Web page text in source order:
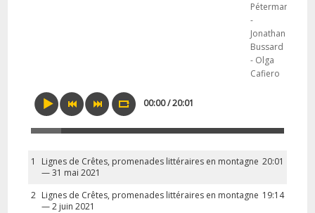
Pétermann
-
Jonathan
Bussard
- Olga
Cafiero
00:00 / 20:01
1 20:01
Lignes de Crêtes, promenades littéraires en montagne
— 31 mai 2021
2
19:14
Lignes de Crêtes, promenades littéraires en montagne
— 2 juin 2021